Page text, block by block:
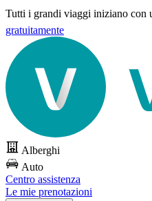
Tutti i grandi viaggi iniziano con
gratuitamente
Alberghi
Auto
Centro assistenza
Le mie prenotazioni